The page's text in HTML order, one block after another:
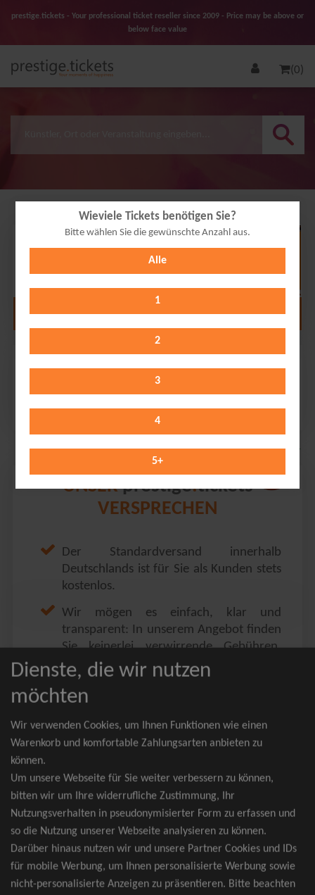
prestige.tickets - Your professional ticket reseller since 2009 - Price may be above or
below face value
(0)
Wieviele Tickets benötigen Sie?
Bitte wählen Sie die gewünschte Anzahl aus.
Alle
1
2
3
4
5+
24
Alle Termine anzeigen
Barclaycard Arena // Hamburg
Saturday 24.10.2026
UNSERprestige.tickets
VERSPRECHEN
Der Standardversand innerhalb
Deutschlands ist für Sie als Kunden stets
kostenlos.
Wir mögen es einfach, klar und
transparent: In unserem Angebot finden
Sie keinerlei verwirrende Gebühren,
Zusatzangebote oder ähnliches.
Sie erhalten ausschließlich
zusammenhängende Sitzplätze, welche
nach der Bestplatzbuchung vergeben
werden.
wider Erwarten doch nicht verfügbar
sein, erhalten Sie von uns Tickets für die
nächst bessere Kategorie. Und das
kostenfrei und völlig automatisch.
Dienste, die wir nutzen
möchten
Wir verwenden Cookies, um Ihnen Funktionen wie einen
Warenkorb und komfortable Zahlungsarten anbieten zu
können.
Um unsere Webseite für Sie weiter verbessern zu können,
bitten wir um Ihre widerrufliche Zustimmung, Ihr
Nutzungsverhalten in pseudonymisierter Form zu erfassen und
so die Nutzung unserer Webseite analysieren zu können.
Darüber hinaus nutzen wir und unsere Partner Cookies und IDs
für mobile Werbung, um Ihnen personalisierte Werbung sowie
nicht-personalisierte Anzeigen zu präsentieren. Bitte beachten